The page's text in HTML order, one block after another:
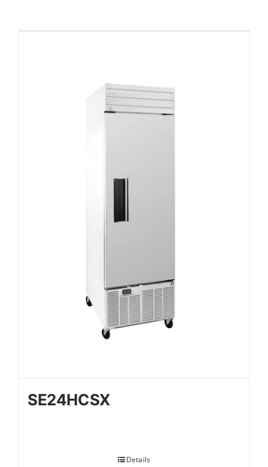
SE24HCSX
Details